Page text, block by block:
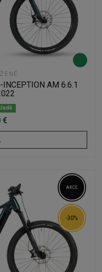
AM 6.6.1
€
AKCE
-30%